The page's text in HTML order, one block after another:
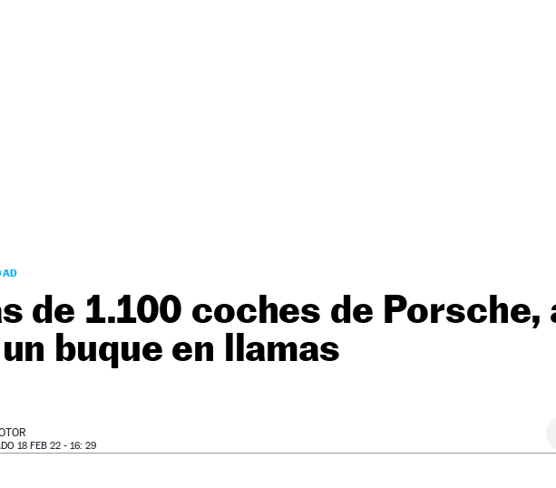
de 1.100 coches de Porsche,
buque en llamas
18 FEB 22 - 16: 29